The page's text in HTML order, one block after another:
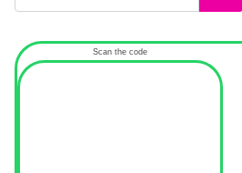
Scan the code